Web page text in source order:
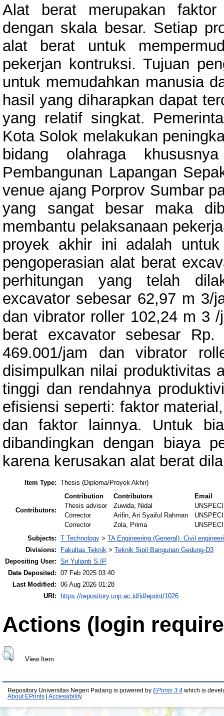
Alat berat merupakan
dengan skala besar. Setiap
alat berat untuk
pekerjan kontruksi. Tujuan
untuk memudahkan manusia
hasil yang diharapkan dapat
yang relatif singkat.
Kota Solok melakukan
bidang olahraga
Pembangunan Lapangan
venue ajang Porprov Sumbar
yang sangat besar maka
membantu pelaksanaan
proyek akhir ini adalah
pengoperasian alat berat
perhitungan yang telah
excavator sebesar 62,97 m 3/
dan vibrator roller 102,24 m 3
berat excavator sebesar
469.001/jam dan vibrator
disimpulkan nilai produktivitas
tinggi dan rendahnya
efisiensi seperti: faktor
dan faktor lainnya. Untuk
dibandingkan dengan biaya
karena kerusakan alat berat
Item Type: Thesis (Diploma/Proyek Akhir)
Contributors:
Contribution Contributors
Email
Thesis advisor
Zuwida, Nidal
Corrector
Arifin, Ari Syaiful Rahman
Corrector
Zola, Prima
Subjects: T Technology > TA Engineering (General). Civil
Divisions:
Fakultas Teknik > Teknik Sipil Bangunan Gedung-D3
Depositing User: Sri Yulianti S.IP
Date Deposited: 07 Feb 2025 03:40
Last Modified: 06 Aug 2026 01:28
URI:
https://repository.unp.ac.id/id/eprint/1026
Actions (login
View Item
Repository Universitas Negeri Padang is powered by EPrints 3.4 which is
About EPrints
Accessibility